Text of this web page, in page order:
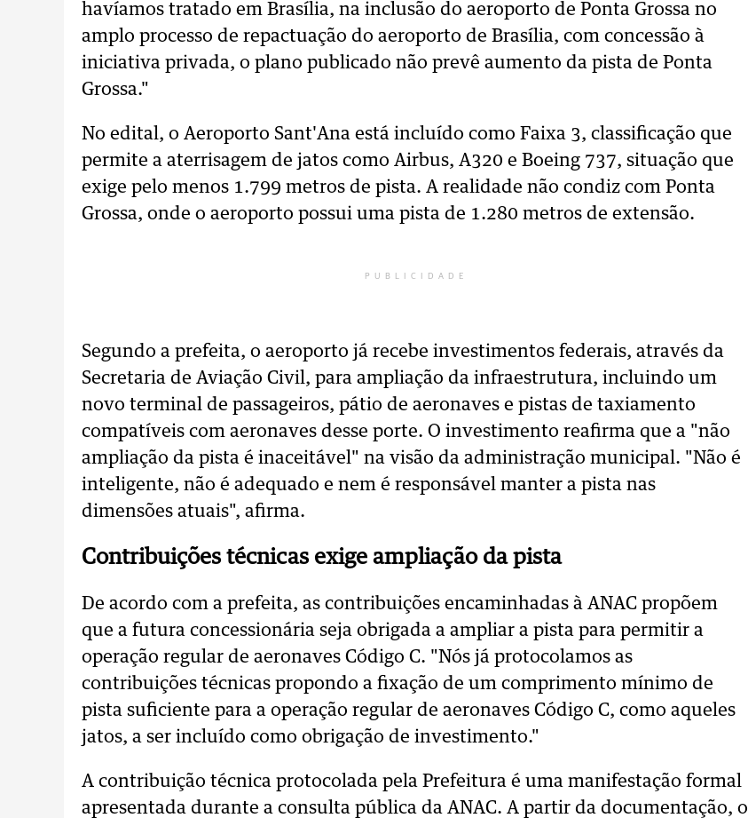
havíamos tratado em Brasília, na inclusão do aeroporto de Ponta Grossa no
amplo processo de repactuação do aeroporto de Brasília, com concessão à
iniciativa privada, o plano publicado não prevê aumento da pista de Ponta
Grossa."
No edital, o Aeroporto Sant'Ana está incluído como Faixa 3, classificação que
permite a aterrisagem de jatos como Airbus, A320 e Boeing 737, situação que
exige pelo menos 1.799 metros de pista. A realidade não condiz com Ponta
Grossa, onde o aeroporto possui uma pista de 1.280 metros de extensão.
PUBLICIDADE
Segundo a prefeita, o aeroporto já recebe investimentos federais, através da
Secretaria de Aviação Civil, para ampliação da infraestrutura, incluindo um
novo terminal de passageiros, pátio de aeronaves e pistas de taxiamento
compatíveis com aeronaves desse porte. O investimento reafirma que a "não
ampliação da pista é inaceitável" na visão da administração municipal. "Não é
inteligente, não é adequado e nem é responsável manter a pista nas
dimensões atuais", afirma.
Contribuições técnicas exige ampliação da pista
De acordo com a prefeita, as contribuições encaminhadas à ANAC propõem
que a futura concessionária seja obrigada a ampliar a pista para permitir a
operação regular de aeronaves Código C. "Nós já protocolamos as
contribuições técnicas propondo a fixação de um comprimento mínimo de
pista suficiente para a operação regular de aeronaves Código C, como aqueles
jatos, a ser incluído como obrigação de investimento."
A contribuição técnica protocolada pela Prefeitura é uma manifestação formal
apresentada durante a consulta pública da ANAC. A partir da documentação, o